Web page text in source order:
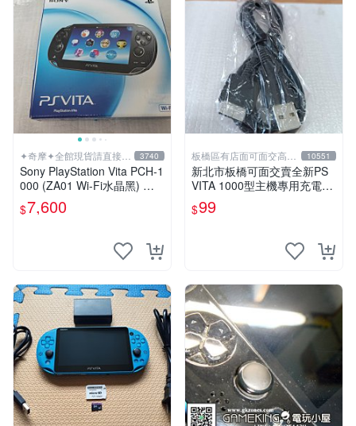
✦奇摩✦全館現貨請直接下
標
3740
Sony PlayStation Vita PCH-1
000 (ZA01 Wi-Fi水晶黑) 掌
上遊戲機 5英吋多點觸控螢幕
$7,600
板橋區有店面可面交高價
回收電玩
10551
新北市板橋可面交賣全新PS
VITA 1000型主機專用充電
線....超便宜只賣99元
$99